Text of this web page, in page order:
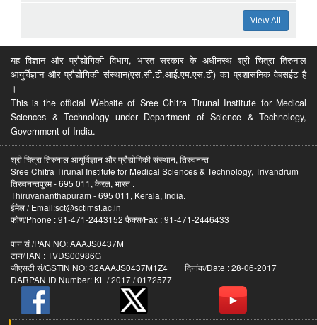
View All
यह विज्ञान और प्रौद्योगिकी विभाग, भारत सरकार के अधीनस्थ श्री चित्रा तिरुनाल
आयुर्विज्ञान और प्रौद्योगिकी संस्थान(एस.सी.टी.आई.एम.एस.टी) का प्रशासनिक वेबसईट है
।
This is the official Website of Sree Chitra Tirunal Institute for Medical
Sciences & Technology under Department of Science & Technology,
Government of India.
श्री चित्रा तिरुनाल आयुर्विज्ञान और प्रौद्योगिकी संस्थान, तिरुवनन्त
Sree Chitra Tirunal Institute for Medical Sciences & Technology, Trivandrum
तिरुवनन्तपुरम - 695 011, केरल, भारत .
Thiruvananthapuram - 695 011, Kerala, India.
ईमेल / Email:sct@sctimst.ac.in
फोण/Phone : 91-471-2443152 फैक्स/Fax : 91-471-2446433
पान सं /PAN NO: AAAJS0437M
टान/TAN : TVDS00986G
जीएसटी सं/GSTIN NO: 32AAAJS0437M1Z4 दिनांक/Date : 28-06-2017
DARPAN ID Number: KL / 2017 / 0172577